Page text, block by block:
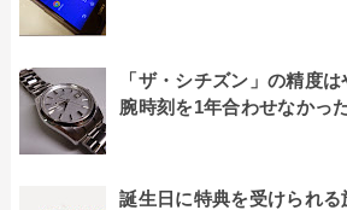
「ザ・シチズン」の精度
腕時刻を1年合わせなかっ
誕生日に特典を受けられる